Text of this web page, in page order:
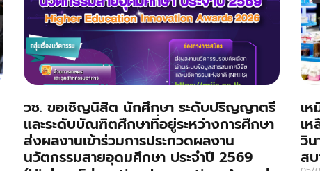
วช. ขอเชิญนิสิต นักศึกษา ระดับปริญญาตรี
และระดับบัณฑิตศึกษาที่อยู่ระหว่างการศึกษา
ส่งผลงานเข้าร่วมการประกวดผลงาน
นวัตกรรมสายอุดมศึกษา ประจำปี 2569
เ
เ
วิ
สบ